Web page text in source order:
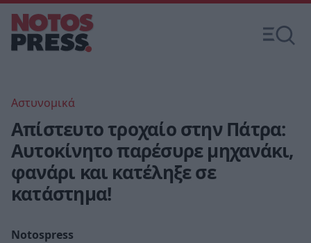
Αστυνομικά
Απίστευτο τροχαίο στην Πάτρα:
Αυτοκίνητο παρέσυρε μηχανάκι,
φανάρι και κατέληξε σε
κατάστημα!
Notospress